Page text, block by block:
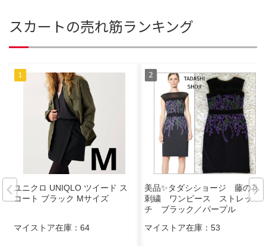
スカートの売れ筋ランキング
ユニクロ UNIQLO ツイード ス
コート ブラック Mサイズ
マイストア在庫： 64
美品✨タダシショージ 藤の花
刺繍 ワンピース ストレッ
チ ブラック／パープル
マイストア在庫： 53